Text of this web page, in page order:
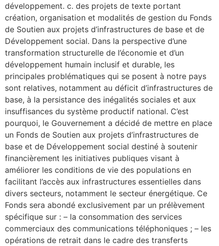
développement. c. des projets de texte portant
création, organisation et modalités de gestion du Fonds
de Soutien aux projets d’infrastructures de base et de
Développement social. Dans la perspective d’une
transformation structurelle de l’économie et d’un
développement humain inclusif et durable, les
principales problématiques qui se posent à notre pays
sont relatives, notamment au déficit d’infrastructures de
base, à la persistance des inégalités sociales et aux
insuffisances du système productif national. C’est
pourquoi, le Gouvernement a décidé de mettre en place
un Fonds de Soutien aux projets d’infrastructures de
base et de Développement social destiné à soutenir
financièrement les initiatives publiques visant à
améliorer les conditions de vie des populations en
facilitant l’accès aux infrastructures essentielles dans
divers secteurs, notamment le secteur énergétique. Ce
Fonds sera abondé exclusivement par un prélèvement
spécifique sur : – la consommation des services
commerciaux des communications téléphoniques ; – les
opérations de retrait dans le cadre des transferts